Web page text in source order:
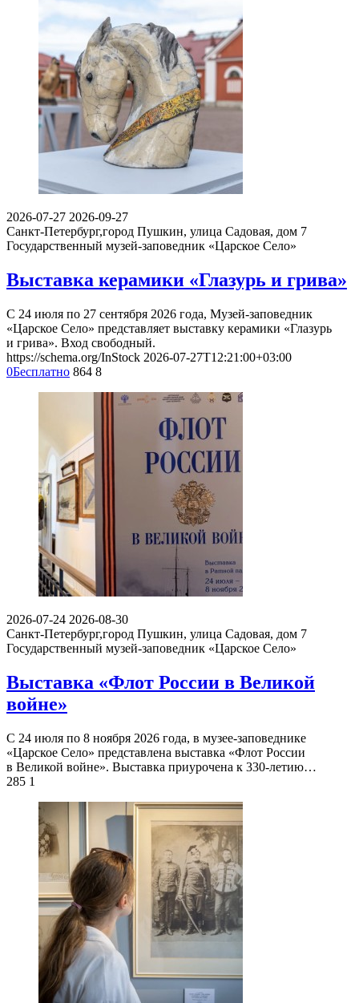
2026-07-27 2026-09-27
Санкт-Петербург,город Пушкин, улица Садовая, дом 7
Государственный музей-заповедник «Царское Село»
Выставка керамики «Глазурь и грива»
С 24 июля по 27 сентября 2026 года, Музей-заповедник
«Царское Село» представляет выставку керамики «Глазурь
и грива». Вход свободный.
https://schema.org/InStock 2026-07-27T12:21:00+03:00
0Бесплатно 864 8
2026-07-24 2026-08-30
Санкт-Петербург,город Пушкин, улица Садовая, дом 7
Государственный музей-заповедник «Царское Село»
Выставка «Флот России в Великой
войне»
С 24 июля по 8 ноября 2026 года, в музее-заповеднике
«Царское Село» представлена выставка «Флот России
в Великой войне». Выставка приурочена к 330-летию…
285 1